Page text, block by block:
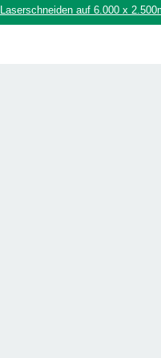
Laserschneiden auf 6.000 x